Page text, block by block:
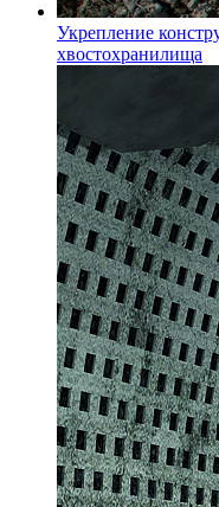
Укрепление
хвостохранилища